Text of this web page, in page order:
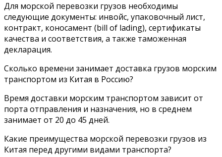
Для морской перевозки грузов необходимы
следующие документы: инвойс, упаковочный лист,
контракт, коносамент (bill of lading), сертификаты
качества и соответствия, а также таможенная
декларация.
Сколько времени занимает доставка грузов морским
транспортом из Китая в Россию?
Время доставки морским транспортом зависит от
порта отправления и назначения, но в среднем
занимает от 20 до 45 дней.
Какие преимущества морской перевозки грузов из
Китая перед другими видами транспорта?